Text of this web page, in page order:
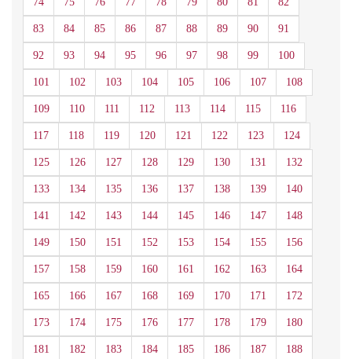
83 84 85 86 87 88 89 90 91
92 93 94 95 96 97 98 99 100
101 102 103 104 105 106 107 108
109 110 111 112 113 114 115 116
117 118 119 120 121 122 123 124
125 126 127 128 129 130 131 132
133 134 135 136 137 138 139 140
141 142 143 144 145 146 147 148
149 150 151 152 153 154 155 156
157 158 159 160 161 162 163 164
165 166 167 168 169 170 171 172
173 174 175 176 177 178 179 180
181 182 183 184 185 186 187 188